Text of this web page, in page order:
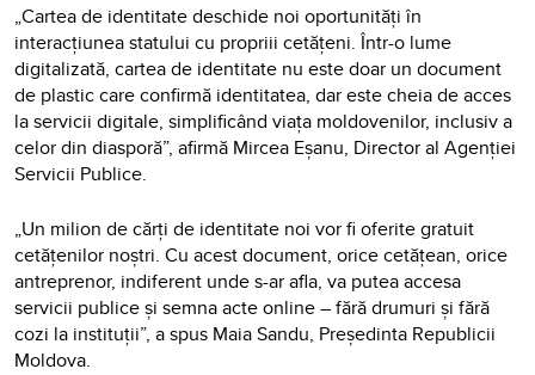
„Cartea de identitate deschide noi oportunități în
interacțiunea statului cu propriii cetățeni. Într-o lume
digitalizată, cartea de identitate nu este doar un document
de plastic care confirmă identitatea, dar este cheia de acces
la servicii digitale, simplificând viața moldovenilor, inclusiv a
celor din diasporă”, afirmă Mircea Eșanu, Director al Agenției
Servicii Publice.
„Un milion de cărți de identitate noi vor fi oferite gratuit
cetățenilor noștri. Cu acest document, orice cetățean, orice
antreprenor, indiferent unde s-ar afla, va putea accesa
servicii publice și semna acte online – fără drumuri și fără
cozi la instituții”, a spus Maia Sandu, Președinta Republicii
Moldova.